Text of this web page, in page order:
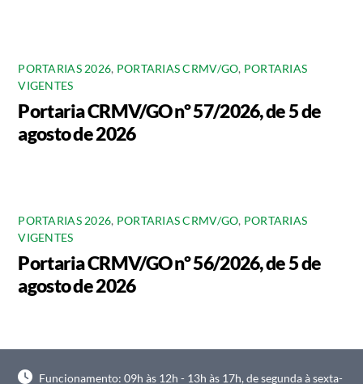
PORTARIAS 2026, PORTARIAS CRMV/GO, PORTARIAS
VIGENTES
Portaria CRMV/GO nº 57/2026, de 5 de
agosto de 2026
PORTARIAS 2026, PORTARIAS CRMV/GO, PORTARIAS
VIGENTES
Portaria CRMV/GO nº 56/2026, de 5 de
agosto de 2026
Funcionamento: 09h às 12h - 13h às 17h, de segunda à sexta-